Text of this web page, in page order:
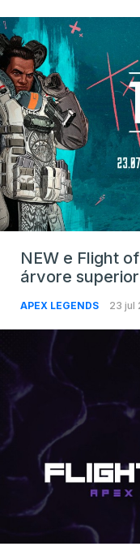
NEW e Flight
árvore
APEX LEGENDS 23 jul